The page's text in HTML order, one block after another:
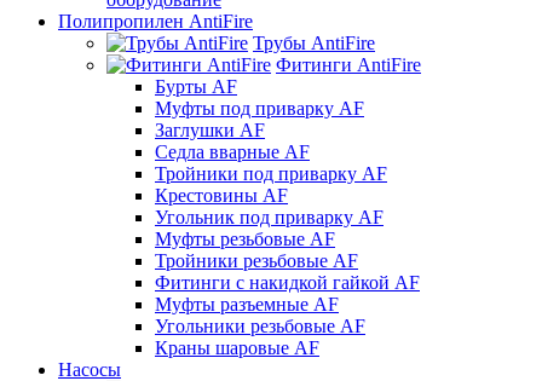
Полипропилен AntiFire
Трубы AntiFire
Фитинги AntiFire
Бурты AF
Муфты под приварку AF
Заглушки AF
Седла вварные AF
Тройники под приварку AF
Крестовины AF
Угольник под приварку AF
Муфты резьбовые AF
Тройники резьбовые AF
Фитинги с накидкой гайкой AF
Муфты разъемные AF
Угольники резьбовые AF
Краны шаровые AF
Насосы